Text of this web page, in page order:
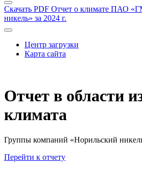
Скачать PDF Отчет о климате ПАО
никель» за 2024 г.
Центр загрузки
Карта сайта
Отчет в области
климата
Группы компаний «Норильский
Перейти к отчету